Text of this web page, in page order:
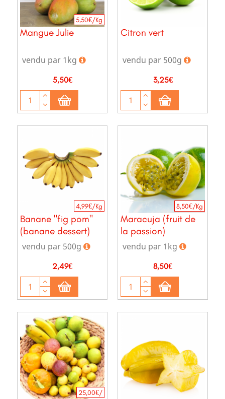
Mangue Julie
5,50€/Kg
vendu par 1kg
Prix
5,50€
Citron vert
vendu par 500g
Prix
3,25€
Banane "fig pom"
(banane dessert)
4,99€/Kg
vendu par 500g
Prix
2,49€
Maracuja (fruit de
la passion)
8,50€/Kg
vendu par 1kg
Prix
8,50€
25,00€/